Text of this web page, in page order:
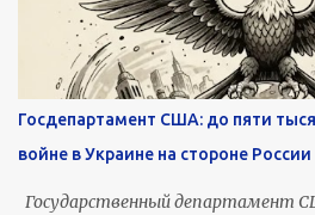
Госдепартамент США: до пяти
войне в Украине на стороне России
Государственный департамент